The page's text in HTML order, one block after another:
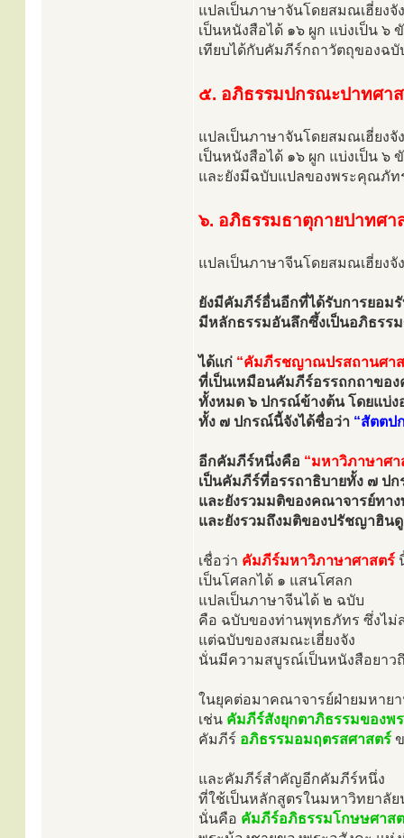
แปลเป็นภาษาจันโดยสมณเฮี่ยงจัง
เป็นหนังสือได้ ๑๖ ผูก แบ่งเป็น ๖
เทียบได้กับคัมภีร์กถาวัตถุของฉ
๕. อภิธรรมปกรณะปาทศา
แปลเป็นภาษาจันโดยสมณเฮี่ยงจัง
เป็นหนังสือได้ ๑๖ ผูก แบ่งเป็น ๖
และยังมีฉบับแปลของพระคุณภัท
๖. อภิธรรมธาตุกายปาทศา
แปลเป็นภาษาจีนโดยสมณเฮี่ยงจั
ยังมีคัมภีร์อื่นอีกที่ได้รับการยอม
มีหลักธรรมอันลึกซึ้งเป็นอภิธรร
ได้แก่ “คัมภีรชญาณปรสถานศา
ที่เป็นเหมือนคัมภีร์อรรถกถาขอ
ทั้งหมด ๖ ปกรณ์ข้างต้น โดยแบ่ง
ทั้ง ๗ ปกรณ์นี้จังได้ชื่อว่า “สัตตป
อีกคัมภีร์หนึ่งคือ “มหาวิภาษาศา
เป็นคัมภีร์ที่อรรถาธิบายทั้ง ๗ ป
และยังรวมมติของคณาจารย์ทา
และยังรวมถึงมติของปรัชญาฮินดู
เชื่อว่า คัมภีร์มหาวิภาษาศาสตร์
เป็นโศลกได้ ๑ แสนโศลก
แปลเป็นภาษาจีนได้ ๒ ฉบับ
คือ ฉบับของท่านพุทธภัทร ซึ่งไ
แต่ฉบับของสมณะเฮี่ยงจัง
นั่นมีความสบูรณ์เป็นหนังสือยาว
ในยุคต่อมาคณาจารย์ฝ่ายมหาย
เช่น คัมภีร์สังยุกตาภิธรรมของพ
คัมภีร์ อภิธรรมอมฤตรสศาสตร์
และคัมภีร์สำคัญอีกคัมภีร์หนึ่ง
ที่ใช้เป็นหลักสูตรในมหาวิทยาลั
นั่นคือ คัมภีร์อภิธรรมโกษษศาส